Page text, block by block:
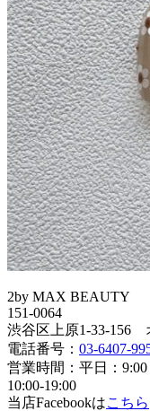
2by MAX BEAUTY
151-0064
渋谷区上原1-33-156
電話番号： 03-6407-
営業時間：平日：
10:00-19:00
当店Facebookはこちら